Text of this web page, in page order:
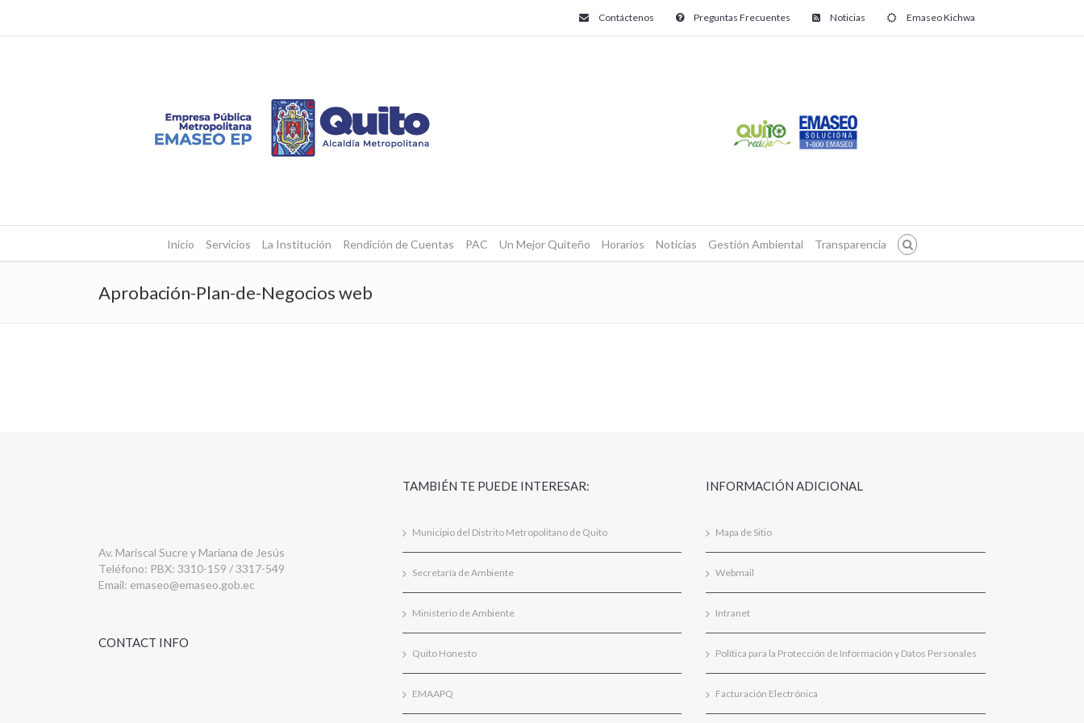
Contáctenos Preguntas Frecuentes Noticias Emaseo Kichwa
Inicio Servicios La Institución Rendición de Cuentas PAC Un Mejor Quiteño Horarios Noticias Gestión Ambiental Transparencia
Aprobación-Plan-de-Negocios web
Av. Mariscal Sucre y Mariana de Jesús
Teléfono: PBX: 3310-159 / 3317-549
Email: emaseo@emaseo.gob.ec
CONTACT INFO
TAMBIÉN TE PUEDE INTERESAR:
Municipio del Distrito Metropolitano de Quito
Secretaría de Ambiente
Ministerio de Ambiente
Quito Honesto
EMAAPQ
INFORMACIÓN ADICIONAL
Mapa de Sitio
Webmail
Intranet
Política para la Protección de Información y Datos Personales
Facturación Electrónica